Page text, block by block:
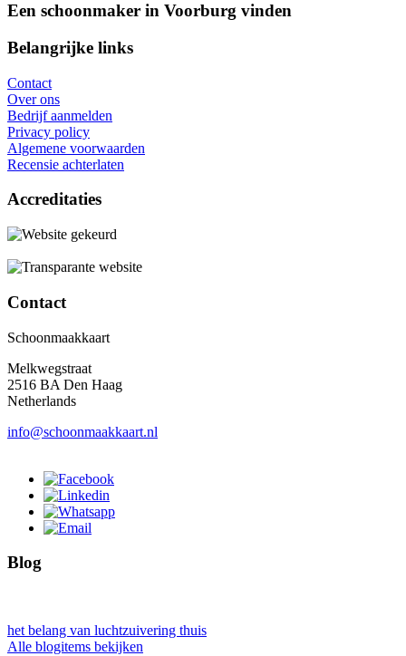
Een schoonmaker in Voorburg vinden
Belangrijke links
Contact
Over ons
Bedrijf aanmelden
Privacy policy
Algemene voorwaarden
Recensie achterlaten
Accreditaties
Contact
Schoonmaakkaart
Melkwegstraat
2516 BA Den Haag
Netherlands
info@schoonmaakkaart.nl
Blog
het belang van luchtzuivering thuis
Alle blogitems bekijken